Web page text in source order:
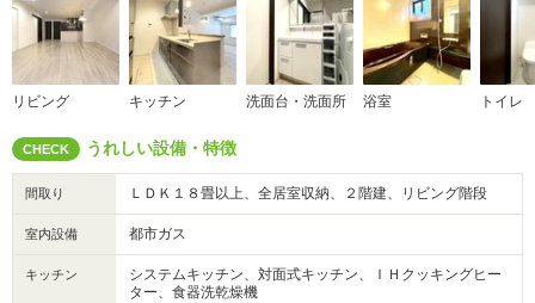
リビング キッチン 洗面台・洗面所 浴室 トイレ
CHECK うれしい設備・特徴
間取り ＬＤＫ１８畳以上、全居室収納、２階建、リビング階段
室内設備 都市ガス
キッチン
システムキッチン、対面式キッチン、ＩＨクッキングヒー
ター、食器洗乾燥機